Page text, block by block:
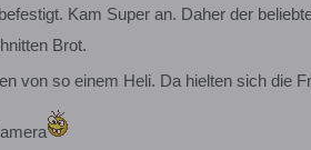
Kam Super an. Daher der
Brot.
von so einem Heli. Da hielten sich die